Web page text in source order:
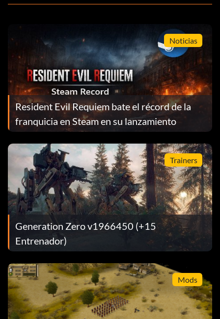
Noticias
Resident Evil Requiem bate el récord de la
franquicia en Steam en su lanzamiento
Trainers
Generation Zero v1966450 (+15
Entrenador)
Mods